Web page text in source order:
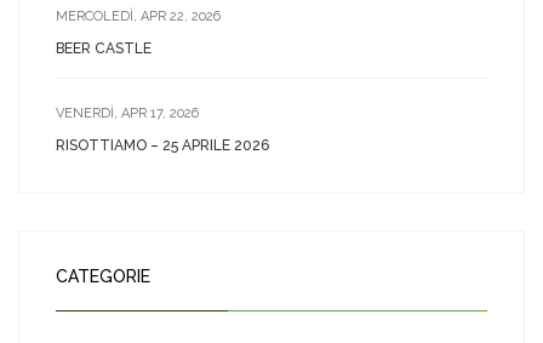
MERCOLEDÌ, APR 22, 2026
BEER CASTLE
VENERDÌ, APR 17, 2026
RISOTTIAMO – 25 APRILE 2026
CATEGORIE